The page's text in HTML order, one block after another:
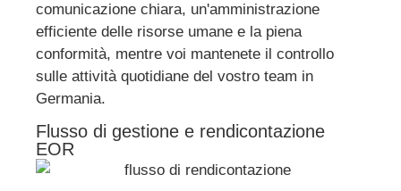
comunicazione chiara, un'amministrazione
efficiente delle risorse umane e la piena
conformità, mentre voi mantenete il controllo
sulle attività quotidiane del vostro team in
Germania.
Flusso di gestione e rendicontazione
EOR